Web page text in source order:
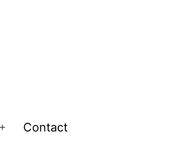
Open
Contact